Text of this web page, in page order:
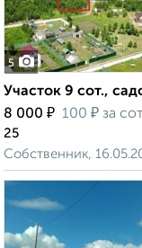
5
Участок 9 сот.,
8 000 ₽ 100 ₽ за
25
Собственник,